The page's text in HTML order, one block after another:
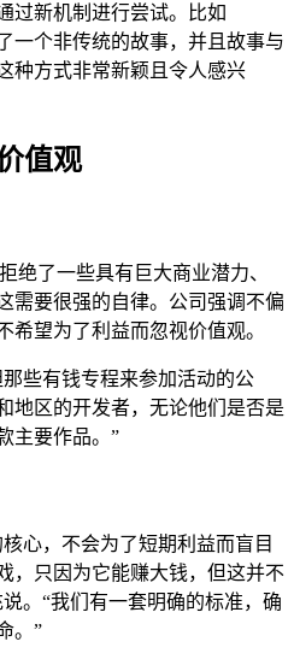
过新机制进行尝试。比如
一个非传统的故事，并且故事与
种方式非常新颖且令人感兴
值观
绝了一些具有巨大商业潜力、
需要很强的自律。公司强调不偏
希望为了利益而忽视价值观。
些有钱专程来参加活动的公
地区的开发者，无论他们是否是
主要作品。”
心，不会为了短期利益而盲目
，只因为它能赚大钱，但这并不
。“我们有一套明确的标准，确
。”